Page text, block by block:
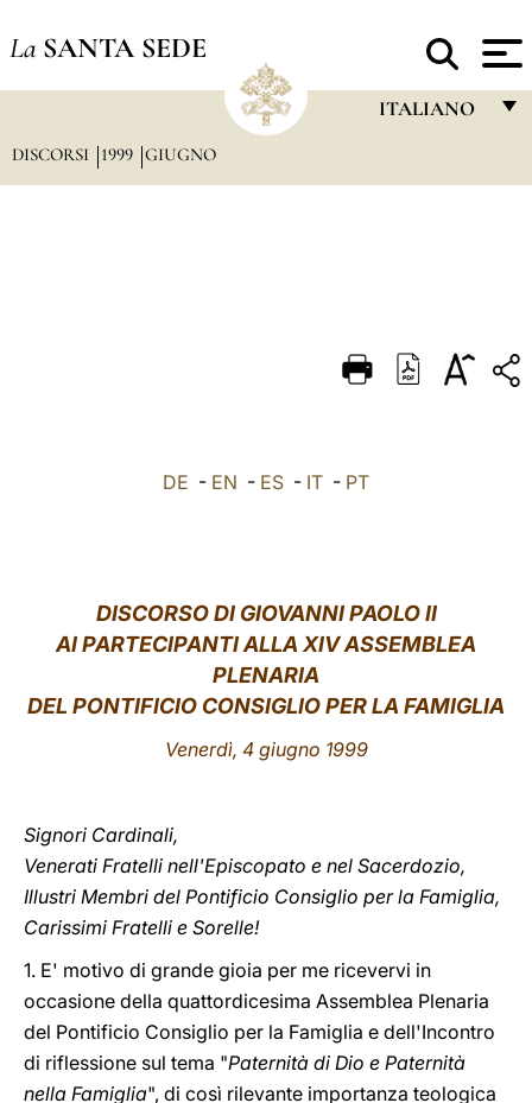
La SANTA SEDE
ITALIANO
DEUTSCH
DISCORSI 1999 GIUGNO
DE - EN - ES - IT - PT
DISCORSO DI GIOVANNI PAOLO II
AI PARTECIPANTI ALLA XIV ASSEMBLEA
PLENARIA
DEL PONTIFICIO CONSIGLIO PER LA FAMIGLIA
Venerdì, 4 giugno 1999
Signori Cardinali,
Venerati Fratelli nell'Episcopato e nel Sacerdozio,
Illustri Membri del Pontificio Consiglio per la Famiglia,
Carissimi Fratelli e Sorelle!
1. E' motivo di grande gioia per me ricevervi in
occasione della quattordicesima Assemblea Plenaria
del Pontificio Consiglio per la Famiglia e dell'Incontro
di riflessione sul tema "Paternità di Dio e Paternità
nella Famiglia", di così rilevante importanza teologica